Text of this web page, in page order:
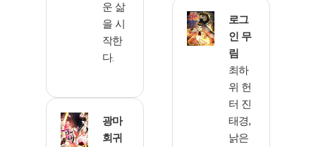
운 삶
을 시
작한
다.
광마
회귀
로그
인 무
림
최하
위 헌
터 진
태경,
낡은